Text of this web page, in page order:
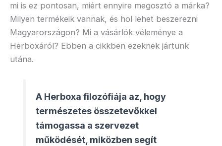
mi is ez pontosan, miért ennyire megosztó a márka?
Milyen termékeik vannak, és hol lehet beszerezni
Magyarországon? Mi a vásárlók véleménye a
Herboxáról? Ebben a cikkben ezeknek jártunk
utána.
A Herboxa filozófiája az, hogy
természetes összetevőkkel
támogassa a szervezet
működését, miközben segít